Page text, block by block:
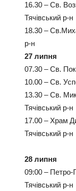
16.30 – Св.
Тячівський р-н
18.30 –
р-н
27 липня
07.30 – Св.
10.00 – Св.
13.30 – Св.
Тячівський р-н
17.00 – Храм
Тячівський р-н
28 липня
09:00 – Петро-
Тячівський р-н